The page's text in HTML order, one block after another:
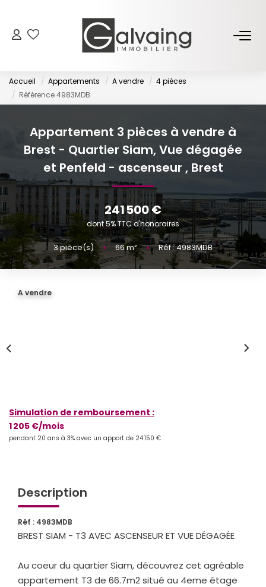
À Vendre
À Louer
PROGRAMMES NEUFS
ESTIMER
GESTION LOCATIVE
L’AGENCE
ESPACE CLIENT
Gestion Locative
Accueil Appartements A vendre
4 pièces
Référence 4983MDB
Appartement 3 pièces à vendre à
Brest - Quartier Siam, Vue dégagée
et Penfeld - ascenseur , Brest
241 500 €
dont 5% TTC d'honoraires
3pièce(s) • 66m² • Réf : 4983MDB
A vendre
Simulation de remboursement :
1 205 €/mois
pendant 20 ans à 3% avec un apport de 24 150 €
Description
Réf : 4983MDB
BREST SIAM - T3 AVEC ASCENSEUR ET VUE DÉGAGÉE
Au coeur du quartier Siam, découvrez cet agréable
appartement T3 de 66.7m2 situé au 4eme étage